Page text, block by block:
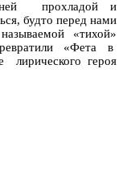
прохладой и
будто перед нами
«тихой»
«Фета в
героя